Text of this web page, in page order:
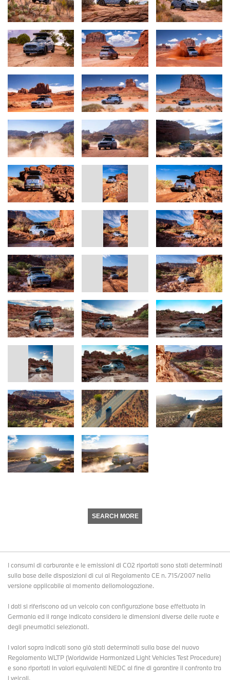
SEARCH MORE
I consumi di carburante e le emissioni di CO2 riportati sono stati determinati
sulla base delle disposizioni di cui al Regolamento CE n. 715/2007 nella
versione applicabile al momento dellomologazione.
I dati si riferiscono ad un veicolo con configurazione base effettuata in
Germania ed il range indicato considera le dimensioni diverse delle ruote e
degli pneumatici selezionati.
I valori sopra indicati sono già stati determinati sulla base del nuovo
Regolamento WLTP (Worldwide Harmonized Light Vehicles Test Procedure)
e sono riportati in valori equivalenti NEDC al fine di garantire il confronto tra
i veicoli.